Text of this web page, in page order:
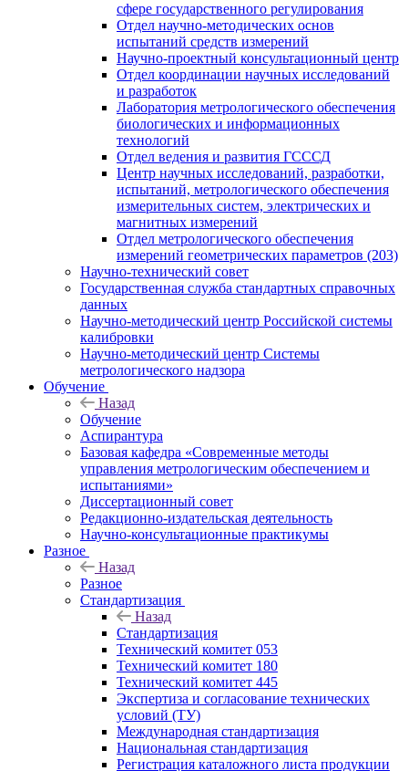
сфере государственного регулирования
Отдел научно-методических основ
испытаний средств измерений
Научно-проектный консультационный центр
Отдел координации научных исследований
и разработок
Лаборатория метрологического обеспечения
биологических и информационных
технологий
Отдел ведения и развития ГСССД
Центр научных исследований, разработки,
испытаний, метрологического обеспечения
измерительных систем, электрических и
магнитных измерений
Отдел метрологического обеспечения
измерений геометрических параметров (203)
Научно-технический совет
Государственная служба стандартных справочных
данных
Научно-методический центр Российской системы
калибровки
Научно-методический центр Системы
метрологического надзора
Обучение
Назад
Обучение
Аспирантура
Базовая кафедра «Современные методы
управления метрологическим обеспечением и
испытаниями»
Диссертационный совет
Редакционно-издательская деятельность
Научно-консультационные практикумы
Разное
Назад
Разное
Стандартизация
Назад
Стандартизация
Технический комитет 053
Технический комитет 180
Технический комитет 445
Экспертиза и согласование технических
условий (ТУ)
Международная стандартизация
Национальная стандартизация
Регистрация каталожного листа продукции